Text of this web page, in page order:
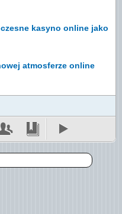
kasyno online jako
atmosferze online